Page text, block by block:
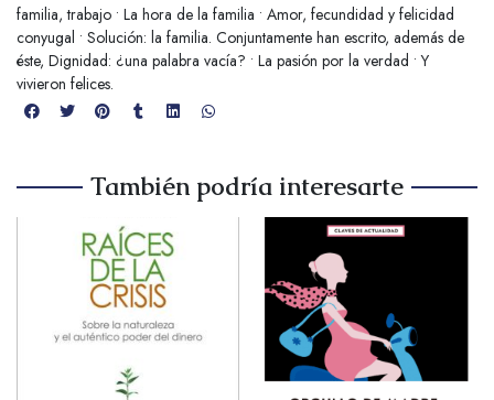
familia, trabajo • La hora de la familia • Amor, fecundidad y felicidad
conyugal • Solución: la familia. Conjuntamente han escrito, además de
éste, Dignidad: ¿una palabra vacía? • La pasión por la verdad • Y
vivieron felices.
También podría interesarte